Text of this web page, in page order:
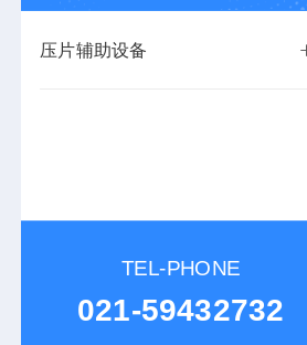
压片辅助设备
TEL-PHONE
021-59432732